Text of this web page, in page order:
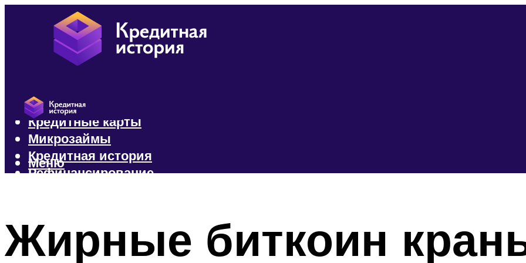
Кредиты
Кредитные карты
Микрозаймы
Кредитная история
Рефинансирование
Меню
Жирные биткоин